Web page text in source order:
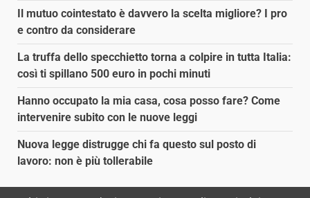
Il mutuo cointestato è davvero la scelta migliore? I pro
e contro da considerare
La truffa dello specchietto torna a colpire in tutta Italia:
così ti spillano 500 euro in pochi minuti
Hanno occupato la mia casa, cosa posso fare? Come
intervenire subito con le nuove leggi
Nuova legge distrugge chi fa questo sul posto di
lavoro: non è più tollerabile